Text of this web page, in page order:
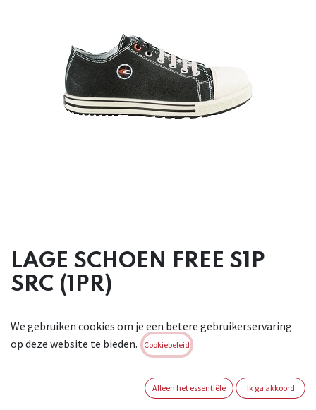
LAGE SCHOEN FREE S1P
SRC (1PR)
en niet
metalen antiperforatiezool. Voorzien van een PU/PU zool en
schokabsorberend PU. Geleverd met een 2e paar veters in
We gebruiken cookies om je een betere gebruikerservaring
op deze website te bieden.
Cookiebeleid
Alleen het essentiële Ik ga akkoord